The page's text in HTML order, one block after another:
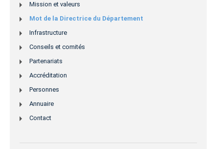
Mission et valeurs
Mot de la Directrice du Département
Infrastructure
Conseils et comités
Partenariats
Accréditation
Personnes
Annuaire
Contact